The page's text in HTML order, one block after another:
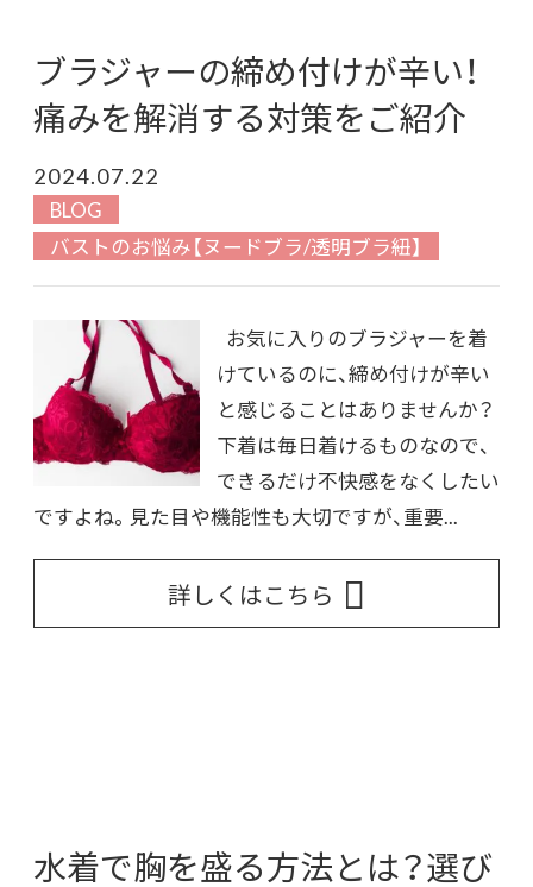
ブラジャーの締め付けが辛い！
痛みを解消する対策をご紹介
2024.07.22
BLOG
バストのお悩み【ヌードブラ/透明ブラ紐】
お気に入りのブラジャーを着
けているのに、締め付けが辛い
と感じることはありませんか？
下着は毎日着けるものなので、
できるだけ不快感をなくしたい
ですよね。見た目や機能性も大切ですが、重要...
詳しくはこちら
水着で胸を盛る方法とは？選び